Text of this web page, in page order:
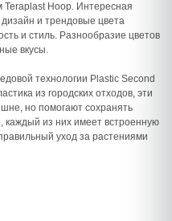
Hoop. Интересная
и трендовые цвета
и стиль. Разнообразие цветов
вкусы.
технологии Plastic Second
из городских отходов, эти
но помогают сохранять
каждый из них имеет встроенную
уход за растениями